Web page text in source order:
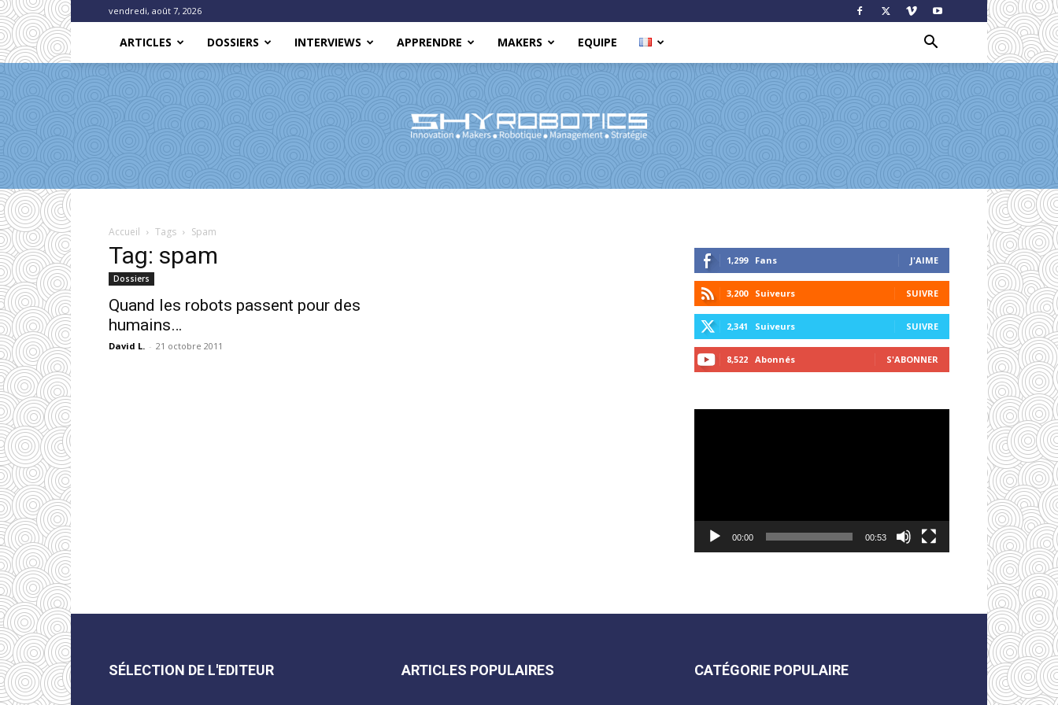
vendredi, août 7, 2026
ARTICLES DOSSIERS INTERVIEWS APPRENDRE MAKERS EQUIPE
Accueil Tags Spam
Tag: spam
Dossiers
Quand les robots passent pour des
humains…
David L. - 21 octobre 2011
1,299 Fans J'AIME
3,200 Suiveurs SUIVRE
2,341 Suiveurs SUIVRE
8,522 Abonnés S'ABONNER
00:00 00:53
SÉLECTION DE L'EDITEUR ARTICLES POPULAIRES CATÉGORIE POPULAIRE